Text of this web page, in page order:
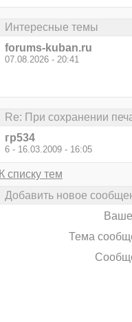
Интересные темы
forums-kuban.ru
07.08.2026 - 20:41
Re: При сохранении
гр534
6 - 16.03.2009 - 16:05
К списку тем
Добавить новое
Тема